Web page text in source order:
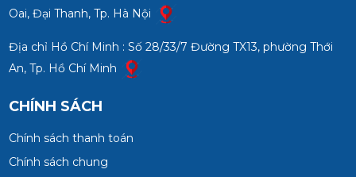
Oai, Đại Thanh, Tp. Hà Nội
Địa chỉ Hồ Chí Minh : Số 28/33/7 Đường TX13, phường Thới
An, Tp. Hồ Chí Minh
CHÍNH SÁCH
Chính sách thanh toán
Chính sách chung